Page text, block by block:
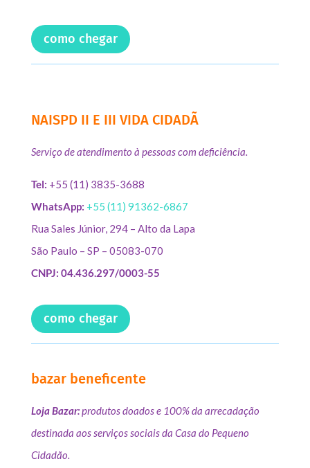
como chegar
NAISPD II E III VIDA CIDADÃ
Serviço de atendimento à pessoas com deficiência.
Tel: +55 (11) 3835-3688
WhatsApp: +55 (11) 91362-6867
Rua Sales Júnior, 294 – Alto da Lapa
São Paulo – SP – 05083-070
CNPJ: 04.436.297/0003-55
como chegar
bazar beneficente
Loja Bazar:produtos doados e 100% da arrecadação
destinada aos serviços sociais da Casa do Pequeno
Cidadão.